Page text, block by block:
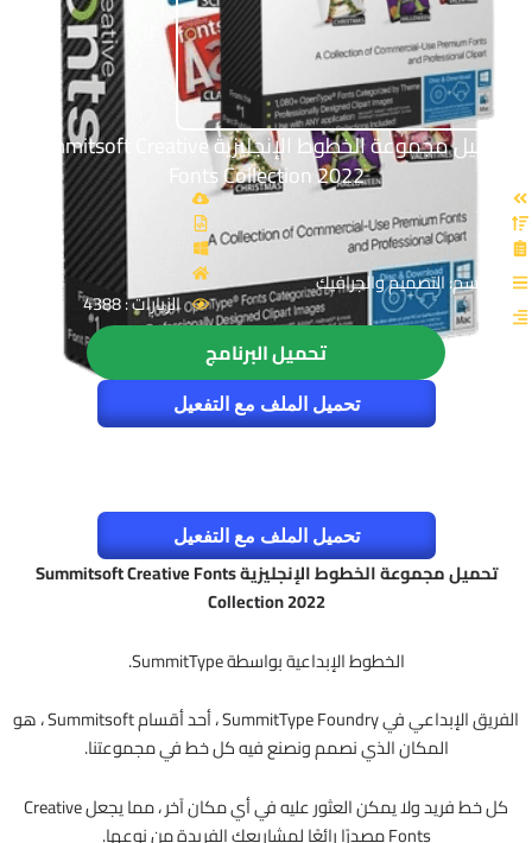
تحميل مجموعة الخطوط الإنجليزية Summitsoft Creative
Fonts Collection 2022
القسم: التصميم والجرافيك
الزيارات : 4388
تحميل البرنامج
تحميل الملف مع التفعيل
تحميل الملف مع التفعيل
تحميل مجموعة الخطوط الإنجليزية Summitsoft Creative Fonts
Collection 2022
الخطوط الإبداعية بواسطة SummitType.
الفريق الإبداعي في SummitType Foundry ، أحد أقسام Summitsoft ، هو
المكان الذي نصمم ونصنع فيه كل خط في مجموعتنا.
كل خط فريد ولا يمكن العثور عليه في أي مكان آخر ، مما يجعل Creative
Fonts مصدرًا رائعًا لمشاريعك الفريدة من نوعها.